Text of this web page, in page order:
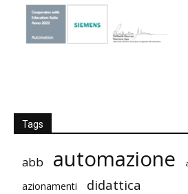
Tags
abb automazione
azionamenti didattica